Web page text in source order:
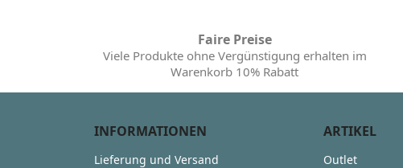
Faire Preise
Viele Produkte ohne Vergünstigung erhalten im
Warenkorb 10% Rabatt
INFORMATIONEN
Lieferung und Versand
ARTIKEL
Outlet